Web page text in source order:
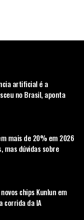
artificial é a
no Brasil, aponta
mais de 20% em 2026
mas dúvidas sobre
chips Kunlun em
corrida da IA